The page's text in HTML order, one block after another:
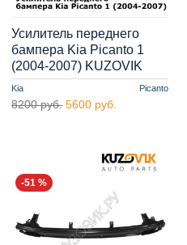
Kia Picanto
Усилитель переднего
бампера Kia Picanto 1
(2004-2007) KUZOVIK
8200 руб. 5600 руб.
-51 %